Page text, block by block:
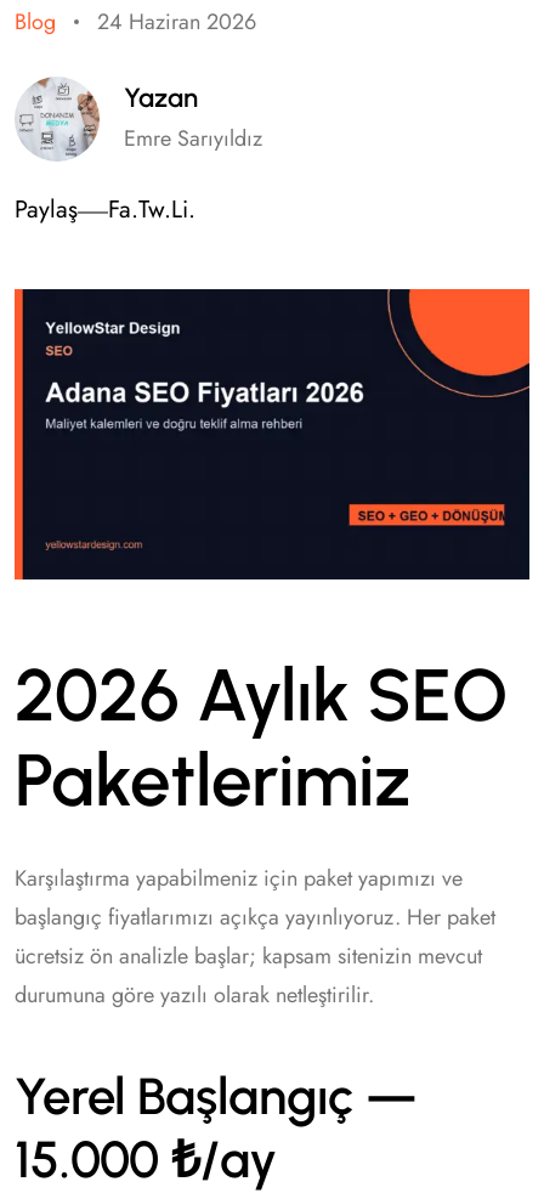
Blog 24 Haziran 2026
Yazan
Emre Sarıyıldız
Paylaş Fa.Tw.Li.
2026 Aylık SEO
Paketlerimiz
Karşılaştırma yapabilmeniz için paket yapımızı ve
başlangıç fiyatlarımızı açıkça yayınlıyoruz. Her paket
ücretsiz ön analizle başlar; kapsam sitenizin mevcut
durumuna göre yazılı olarak netleştirilir.
Yerel Başlangıç —
15.000 ₺/ay